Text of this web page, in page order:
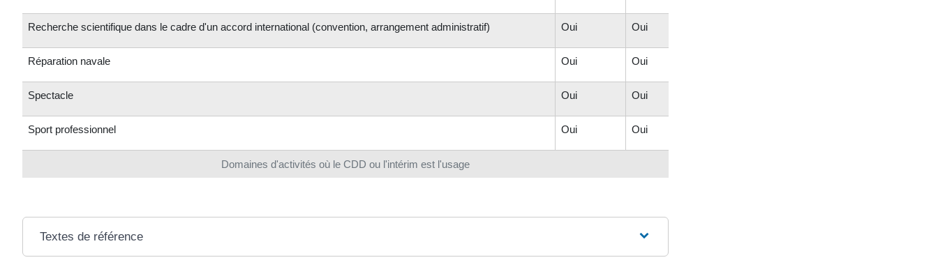
Domaines d'activités où le CDD ou l'intérim est l'usage
Recherche scientifique dans le cadre d'un accord international (convention, arrangement administratif) Oui Oui
Réparation navale Oui Oui
Spectacle Oui Oui
Sport professionnel Oui Oui
Textes de référence